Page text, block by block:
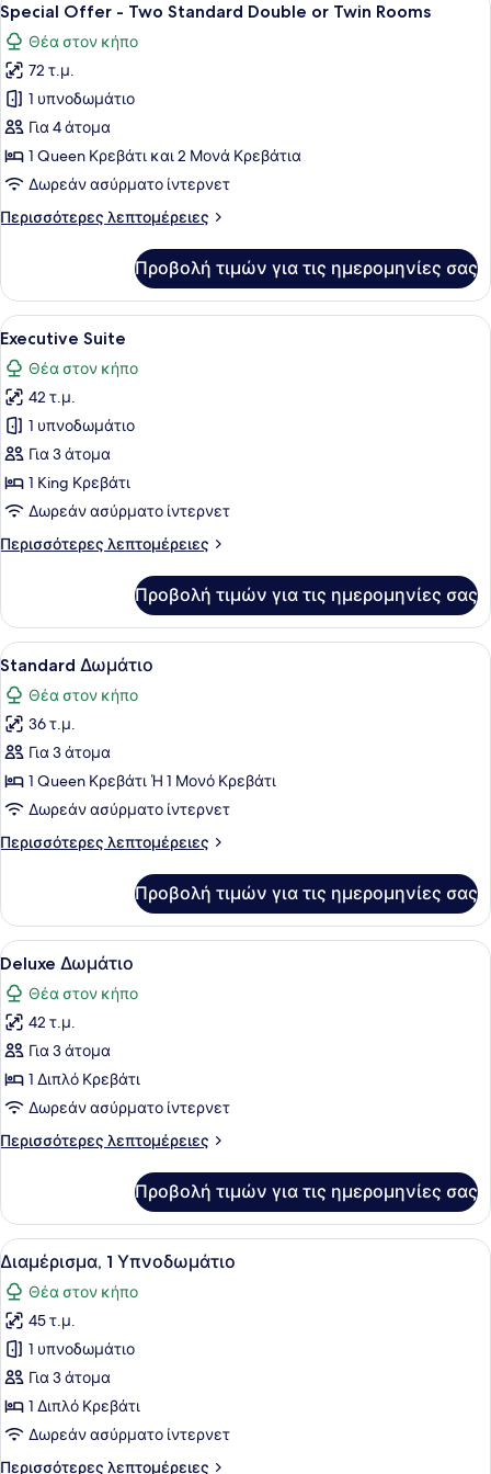
όλων
των
φωτογραφιών
για
Special
Offer
-
Standard
Twin
Rooms
6
Special Offer - Two Standard Double or Twin Rooms
Θέα στον κήπο
72 τ.μ.
1 υπνοδωμάτιο
Για 4 άτομα
1 Queen Κρεβάτι και 2 Μονά Κρεβάτια
Δωρεάν ασύρματο ίντερνετ
Περισσότερες λεπτομέρειες
Περισσότερες
Offer
Two
Standard
Double
or
Twin
Rooms
Προβολή τιμών για τις ημερομηνίες σας
Προβολή
όλων
των
φωτογραφιών
για
Executive
Suite
Ένα υπνοδωμάτιο με ένα μεγάλο
5
Executive Suite
Θέα στον κήπο
42 τ.μ.
1 υπνοδωμάτιο
Για 3 άτομα
1 King Κρεβάτι
Δωρεάν ασύρματο ίντερνετ
Περισσότερες λεπτομέρειες
Περισσότερες
Suite
Προβολή τιμών για τις ημερομηνίες σας
Προβολή
όλων
των
φωτογραφιών
για
Standard
Δωμάτιο
Ένα δωμάτιο ξενοδοχείου με δύο
6
Standard Δωμάτιο
Θέα στον κήπο
36 τ.μ.
Για 3 άτομα
1 Queen Κρεβάτι Ή 1 Μονό Κρεβάτι
Δωρεάν ασύρματο ίντερνετ
Περισσότερες λεπτομέρειες
Περισσότερες
Δωμάτιο
Προβολή τιμών για τις ημερομηνίες σας
Προβολή
όλων
των
φωτογραφιών
για
Deluxe
Δωμάτιο
Ένα δωμάτιο ξενοδοχείου με ένα
8
Deluxe Δωμάτιο
Θέα στον κήπο
42 τ.μ.
Για 3 άτομα
1 Διπλό Κρεβάτι
Δωρεάν ασύρματο ίντερνετ
Περισσότερες λεπτομέρειες
Περισσότερες
Δωμάτιο
Προβολή τιμών για τις ημερομηνίες σας
Προβολή
όλων
των
φωτογραφιών
για
Διαμέρισμα,
1
Υπνοδωμάτιο
Ένα δωμάτιο ξενοδοχείου με ένα
8
Διαμέρισμα, 1 Υπνοδωμάτιο
Θέα στον κήπο
45 τ.μ.
1 υπνοδωμάτιο
Για 3 άτομα
1 Διπλό Κρεβάτι
Δωρεάν ασύρματο ίντερνετ
Περισσότερες λεπτομέρειες
Περισσότερες